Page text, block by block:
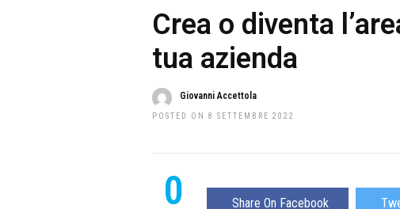
Crea o diventa
tua azienda
Giovanni Accettola
POSTED ON 8 SETTEMBRE 2022
0 Share On Facebook